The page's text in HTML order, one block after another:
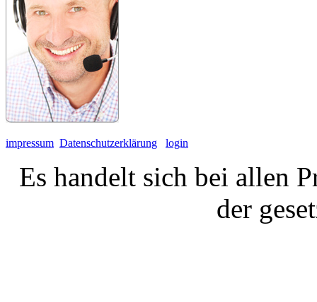
impressum Datenschutzerklärung login
Es handelt sich bei allen
der